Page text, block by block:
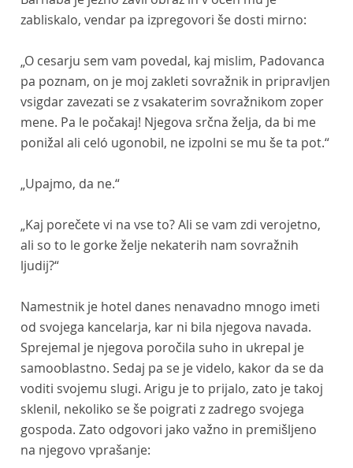
zabliskalo, vendar pa izpregovori še dosti mirno:
„O cesarju sem vam povedal, kaj mislim, Padovanca
pa poznam, on je moj zakleti sovražnik in pripravljen
vsigdar zavezati se z vsakaterim sovražnikom zoper
mene. Pa le počakaj! Njegova srčna želja, da bi me
ponižal ali celó ugonobil, ne izpolni se mu še ta pot.“
„Upajmo, da ne.“
„Kaj porečete vi na vse to? Ali se vam zdi verojetno,
ali so to le gorke želje nekaterih nam sovražnih
ljudij?“
Namestnik je hotel danes nenavadno mnogo imeti
od svojega kancelarja, kar ni bila njegova navada.
Sprejemal je njegova poročila suho in ukrepal je
samooblastno. Sedaj pa se je videlo, kakor da se da
voditi svojemu slugi. Arigu je to prijalo, zato je takoj
sklenil, nekoliko se še poigrati z zadrego svojega
gospoda. Zato odgovori jako važno in premišljeno
na njegovo vprašanje: